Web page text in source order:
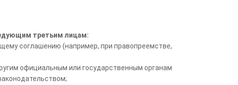
третьим лицам:
соглашению (например, при правопреемстве,
официальным или государственным органам